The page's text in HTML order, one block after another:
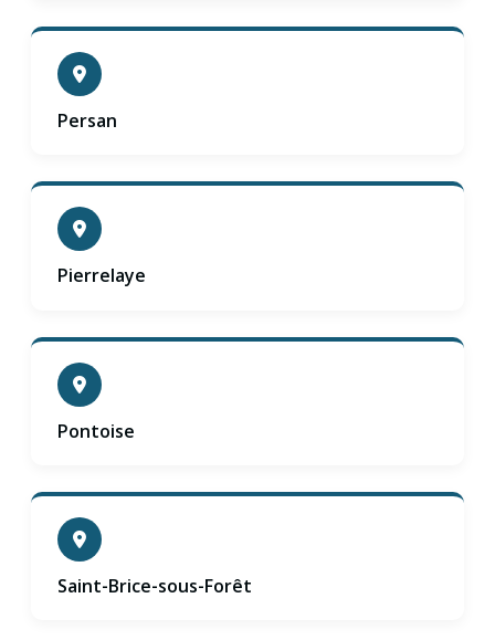
Persan
Pierrelaye
Pontoise
Saint-Brice-sous-Forêt